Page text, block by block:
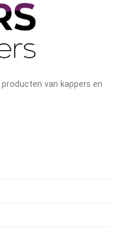
van kappers en